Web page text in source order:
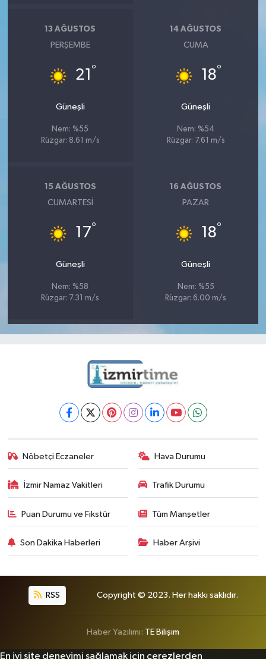
13 AĞUSTOS
PERŞEMBE
21 °
Güneşli
Nem: %55
Rüzgar: 8.61 m/s
14 AĞUSTOS
CUMA
18°
Güneşli
Nem: %54
Rüzgar: 7.61 m/s
15 AĞUSTOS
CUMARTESI
17°
Güneşli
Nem: %58
Rüzgar: 7.31 m/s
16 AĞUSTOS
PAZAR
18°
Güneşli
Nem: %55
Rüzgar: 6.00 m/s
Nöbetçi Eczaneler Hava Durumu
İzmir Namaz Vakitleri Trafik Durumu
Puan Durumu ve Fikstür Tüm Manşetler
Son Dakika Haberleri Haber Arşivi
RSS Copyright © 2023. Her hakkı saklıdır.
Haber Yazılımı: TE Bilişim
En iyi site deneyimi sağlamak için çerezlerden